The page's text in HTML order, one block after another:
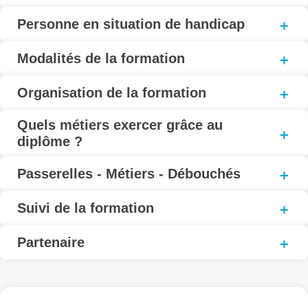
Personne en situation de handicap
Modalités de la formation
Organisation de la formation
Quels métiers exercer grâce au
diplôme ?
Passerelles - Métiers - Débouchés
Suivi de la formation
Partenaire